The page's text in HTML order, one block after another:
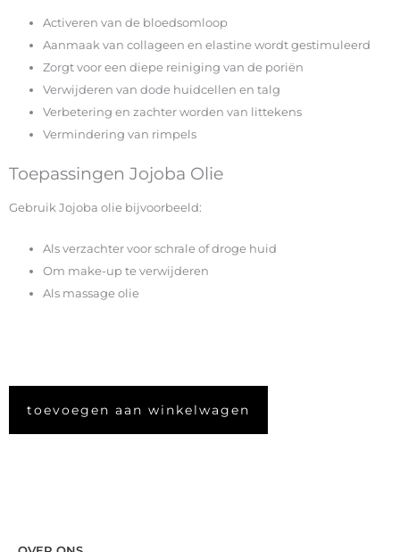
Activeren van de bloedsomloop
Aanmaak van collageen en elastine wordt gestimuleerd
Zorgt voor een diepe reiniging van de poriën
Verwijderen van dode huidcellen en talg
Verbetering en zachter worden van littekens
Vermindering van rimpels
Toepassingen Jojoba Olie
Gebruik Jojoba olie bijvoorbeeld:
Als verzachter voor schrale of droge huid
Om make-up te verwijderen
Als massage olie
toevoegen aan winkelwagen